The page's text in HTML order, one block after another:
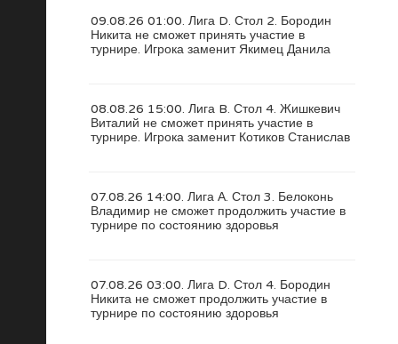
09.08.26 01:00. Лига D. Стол 2. Бородин
Никита не сможет принять участие в
турнире. Игрока заменит Якимец Данила
08.08.26 15:00. Лига B. Стол 4. Жишкевич
Виталий не сможет принять участие в
турнире. Игрока заменит Котиков Станислав
07.08.26 14:00. Лига А. Стол 3. Белоконь
Владимир не сможет продолжить участие в
турнире по состоянию здоровья
07.08.26 03:00. Лига D. Стол 4. Бородин
Никита не сможет продолжить участие в
турнире по состоянию здоровья